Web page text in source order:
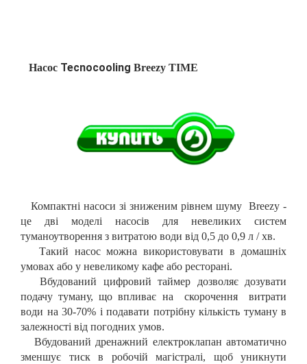
Насос Tecnocooling Breezy TIME
Компактні насоси зі зниженим рівнем шуму Breezy -
це дві моделі насосів для невеликих систем
туманоутворення з витратою води від 0,5 до 0,9 л / хв.
Такий насос можна використовувати в домашніх
умовах або у невеликому кафе або ресторані.
Вбудований цифровий таймер дозволяє дозувати
подачу туману, що впливає на скорочення витрати
води на 30-70% і подавати потрібну кількість туману в
залежності від погодних умов.
Вбудований дренажний електроклапан автоматично
зменшує тиск в робочій магістралі, щоб уникнути